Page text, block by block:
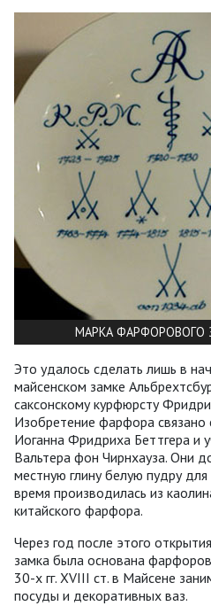
МАРКА ФАРФОРОВОГО
Это удалось сделать лишь в
майсенском замке
саксонскому курфюрсту
Изобретение фарфора связано
Иоганна Фридриха Беттгера и
Вальтера фон Чирнхауза. Они
местную глину белую пудру
время производилась из
китайского фарфора.
Через год после этого
замка была основана
30-х гг. XVIII ст. в Майсене
посуды и декоративных ваз.